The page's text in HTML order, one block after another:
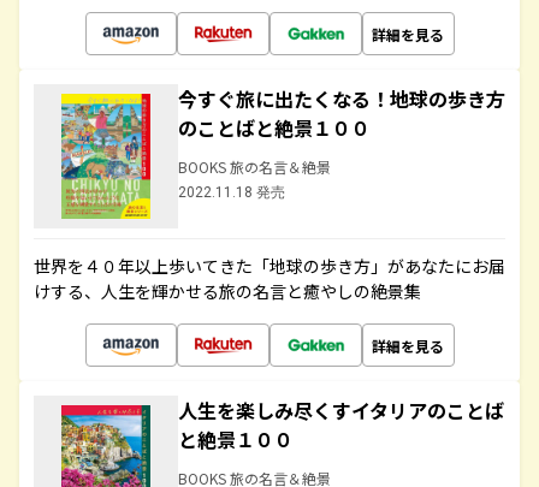
詳細を見る
今すぐ旅に出たくなる！地球の歩き方
のことばと絶景１００
BOOKS 旅の名言＆絶景
2022.11.18 発売
世界を４０年以上歩いてきた「地球の歩き方」があなたにお届
けする、人生を輝かせる旅の名言と癒やしの絶景集
詳細を見る
人生を楽しみ尽くすイタリアのことば
と絶景１００
BOOKS 旅の名言＆絶景